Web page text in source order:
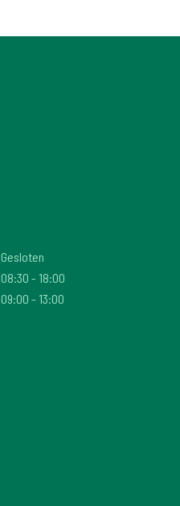
Gesloten
08:30 - 18:00
09:00 - 13:00